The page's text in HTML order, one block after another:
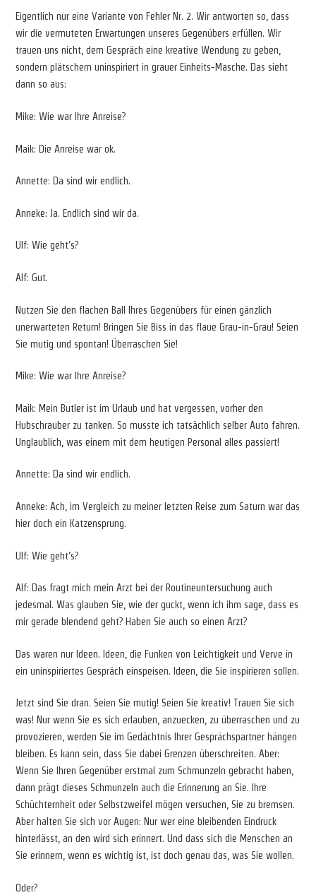
Eigentlich nur eine Variante von Fehler Nr. 2. Wir antworten so, dass
wir die vermuteten Erwartungen unseres Gegenübers erfüllen. Wir
trauen uns nicht, dem Gespräch eine kreative Wendung zu geben,
sondern plätschern uninspiriert in grauer Einheits-Masche. Das sieht
dann so aus:
Mike: Wie war Ihre Anreise?
Maik: Die Anreise war ok.
Annette: Da sind wir endlich.
Anneke: Ja. Endlich sind wir da.
Ulf: Wie geht’s?
Alf: Gut.
Nutzen Sie den flachen Ball Ihres Gegenübers für einen gänzlich
unerwarteten Return! Bringen Sie Biss in das flaue Grau-in-Grau! Seien
Sie mutig und spontan! Überraschen Sie!
Mike: Wie war Ihre Anreise?
Maik: Mein Butler ist im Urlaub und hat vergessen, vorher den
Hubschrauber zu tanken. So musste ich tatsächlich selber Auto fahren.
Unglaublich, was einem mit dem heutigen Personal alles passiert!
Annette: Da sind wir endlich.
Anneke: Ach, im Vergleich zu meiner letzten Reise zum Saturn war das
hier doch ein Katzensprung.
Ulf: Wie geht’s?
Alf: Das fragt mich mein Arzt bei der Routineuntersuchung auch
jedesmal. Was glauben Sie, wie der guckt, wenn ich ihm sage, dass es
mir gerade blendend geht? Haben Sie auch so einen Arzt?
Das waren nur Ideen. Ideen, die Funken von Leichtigkeit und Verve in
ein uninspiriertes Gespräch einspeisen. Ideen, die Sie inspirieren sollen.
Jetzt sind Sie dran. Seien Sie mutig! Seien Sie kreativ! Trauen Sie sich
was! Nur wenn Sie es sich erlauben, anzuecken, zu überraschen und zu
provozieren, werden Sie im Gedächtnis Ihrer Gesprächspartner hängen
bleiben. Es kann sein, dass Sie dabei Grenzen überschreiten. Aber:
Wenn Sie Ihren Gegenüber erstmal zum Schmunzeln gebracht haben,
dann prägt dieses Schmunzeln auch die Erinnerung an Sie. Ihre
Schüchternheit oder Selbstzweifel mögen versuchen, Sie zu bremsen.
Aber halten Sie sich vor Augen: Nur wer eine bleibenden Eindruck
hinterlässt, an den wird sich erinnert. Und dass sich die Menschen an
Sie erinnern, wenn es wichtig ist, ist doch genau das, was Sie wollen.
Oder?